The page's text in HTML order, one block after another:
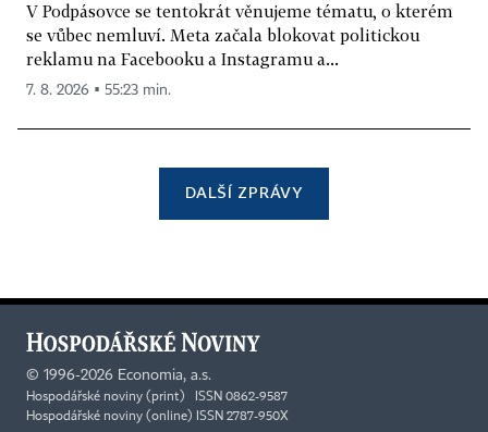
V Podpásovce se tentokrát věnujeme tématu, o kterém
se vůbec nemluví. Meta začala blokovat politickou
reklamu na Facebooku a Instagramu a...
7. 8. 2026 ▪ 55:23 min.
DALŠÍ ZPRÁVY
© 1996-2026 Economia, a.s.
Hospodářské noviny (print) ISSN 0862-9587
Hospodářské noviny (online) ISSN 2787-950X